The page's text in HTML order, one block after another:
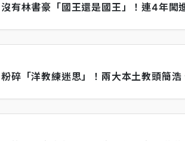
有林書豪「國王還是國王」！連4年
碎「洋教練迷思」！兩大本土教頭簡